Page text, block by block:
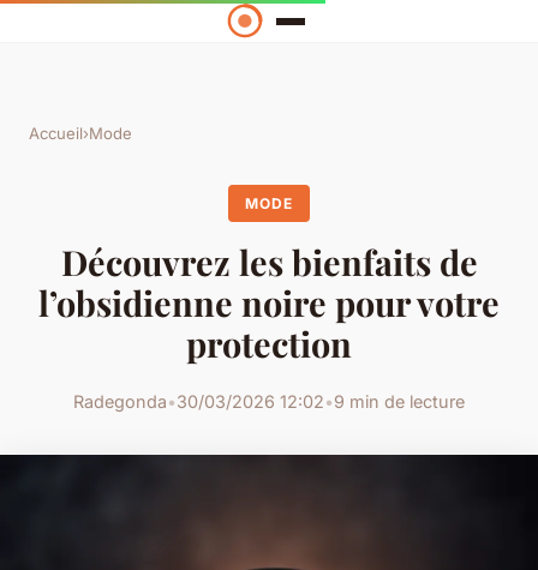
Accueil›Mode
MODE
Découvrez les bienfaits de
l’obsidienne noire pour votre
protection
Radegonda•30/03/2026 12:02•9 min de lecture